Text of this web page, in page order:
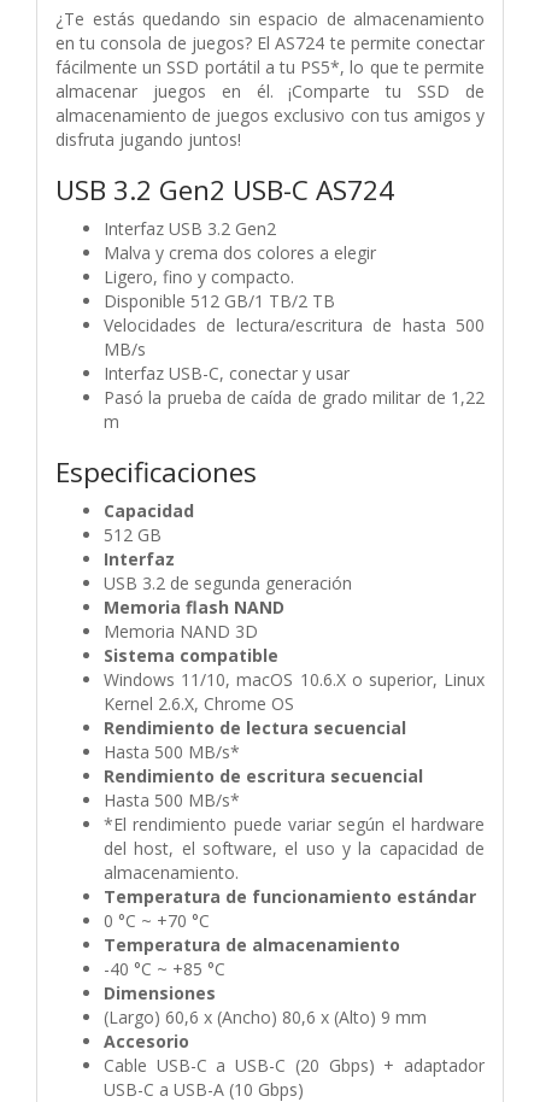
¿Te estás quedando sin espacio de almacenamiento
en tu consola de juegos? El AS724 te permite conectar
fácilmente un SSD portátil a tu PS5*, lo que te permite
almacenar juegos en él. ¡Comparte tu SSD de
almacenamiento de juegos exclusivo con tus amigos y
disfruta jugando juntos!
USB 3.2 Gen2 USB-C AS724
Interfaz USB 3.2 Gen2
Malva y crema dos colores a elegir
Ligero, fino y compacto.
Disponible 512 GB/1 TB/2 TB
Velocidades de lectura/escritura de hasta 500
MB/s
Interfaz USB-C, conectar y usar
Pasó la prueba de caída de grado militar de 1,22
m
Especificaciones
Capacidad
512 GB
Interfaz
USB 3.2 de segunda generación
Memoria flash NAND
Memoria NAND 3D
Sistema compatible
Windows 11/10, macOS 10.6.X o superior, Linux
Kernel 2.6.X, Chrome OS
Rendimiento de lectura secuencial
Hasta 500 MB/s*
Rendimiento de escritura secuencial
Hasta 500 MB/s*
*El rendimiento puede variar según el hardware
del host, el software, el uso y la capacidad de
almacenamiento.
Temperatura de funcionamiento estándar
0 °C ~ +70 °C
Temperatura de almacenamiento
-40 °C ~ +85 °C
Dimensiones
(Largo) 60,6 x (Ancho) 80,6 x (Alto) 9 mm
Accesorio
Cable USB-C a USB-C (20 Gbps) + adaptador
USB-C a USB-A (10 Gbps)